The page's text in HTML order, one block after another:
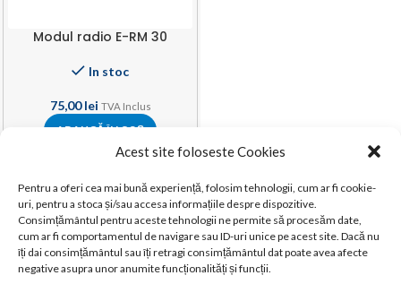
Acest site foloseste Cookies
Pentru a oferi cea mai bună experiență, folosim tehnologii, cum ar fi cookie-
uri, pentru a stoca și/sau accesa informațiile despre dispozitive.
Consimțământul pentru aceste tehnologii ne permite să procesăm date,
cum ar fi comportamentul de navigare sau ID-uri unice pe acest site. Dacă nu
îți dai consimțământul sau îți retragi consimțământul dat poate avea afecte
negative asupra unor anumite funcționalități și funcții.
Modul radio E-RM 30
In stoc
75,00lei TVA Inclus
ADAUGĂ ÎN COȘ